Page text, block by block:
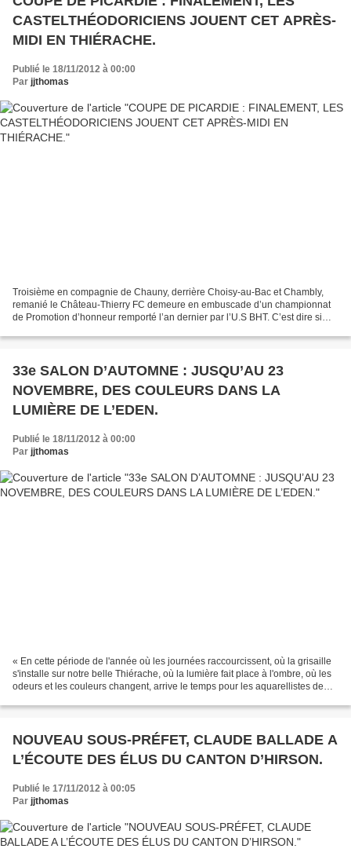
CASTELTHÉODORICIENS JOUENT CET APRÈS-
MIDI EN THIÉRACHE.
Publié le 18/11/2012 à 00:00
Par jjthomas
Troisième en compagnie de Chauny, derrière Choisy-au-Bac et Chambly,
remanié le Château-Thierry FC demeure en embuscade d’un championnat
de Promotion d’honneur remporté l’an dernier par l’U.S BHT. C’est dire si
33e SALON D’AUTOMNE : JUSQU’AU 23
NOVEMBRE, DES COULEURS DANS LA
LUMIÈRE DE L’EDEN.
Publié le 18/11/2012 à 00:00
Par jjthomas
« En cette période de l'année où les journées raccourcissent, où la grisaille
s'installe sur notre belle Thiérache, où la lumière fait place à l'ombre, où les
odeurs et les couleurs changent, arrive le temps pour les aquarellistes de
NOUVEAU SOUS-PRÉFET, CLAUDE BALLADE A
L’ÉCOUTE DES ÉLUS DU CANTON D’HIRSON.
Publié le 17/11/2012 à 00:05
Par jjthomas